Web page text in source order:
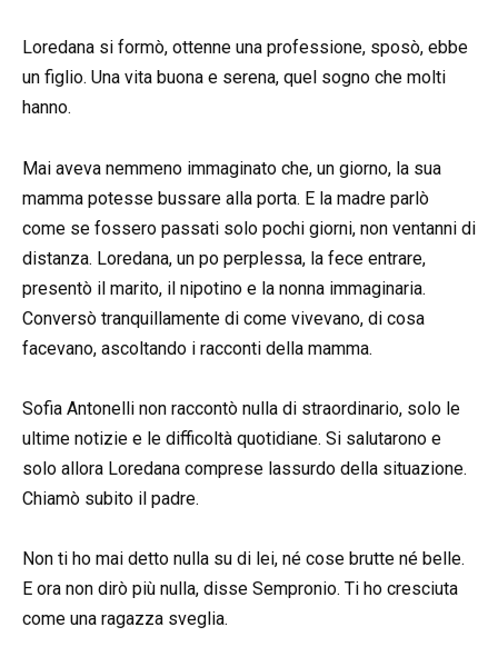
Loredana si formò, ottenne una professione, sposò, ebbe
un figlio. Una vita buona e serena, quel sogno che molti
hanno.
Mai aveva nemmeno immaginato che, un giorno, la sua
mamma potesse bussare alla porta. E la madre parlò
come se fossero passati solo pochi giorni, non ventanni di
distanza. Loredana, un po perplessa, la fece entrare,
presentò il marito, il nipotino e la nonna immaginaria.
Conversò tranquillamente di come vivevano, di cosa
facevano, ascoltando i racconti della mamma.
Sofia Antonelli non raccontò nulla di straordinario, solo le
ultime notizie e le difficoltà quotidiane. Si salutarono e
solo allora Loredana comprese lassurdo della situazione.
Chiamò subito il padre.
Non ti ho mai detto nulla su di lei, né cose brutte né belle.
E ora non dirò più nulla, disse Sempronio. Ti ho cresciuta
come una ragazza sveglia.